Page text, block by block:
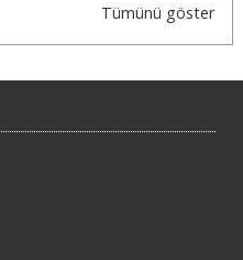
Tümünü göster